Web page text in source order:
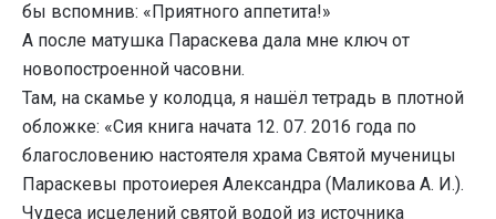
бы вспомнив: «Приятного аппетита!»
А после матушка Параскева дала мне ключ от
новопостроенной часовни.
Там, на скамье у колодца, я нашёл тетрадь в плотной
обложке: «Сия книга начата 12. 07. 2016 года по
благословению настоятеля храма Святой мученицы
Параскевы протоиерея Александра (Маликова А. И.).
Чудеса исцелений святой водой из источника